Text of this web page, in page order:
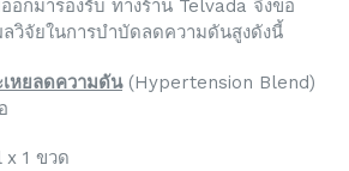
อกมารองรับ ทางร้าน Telvada จึงขอ
ลวิจัยในการบำบัดลดความดันสูงดังนี้
หยลดความดัน(Hypertension Blend)
1 ขวด